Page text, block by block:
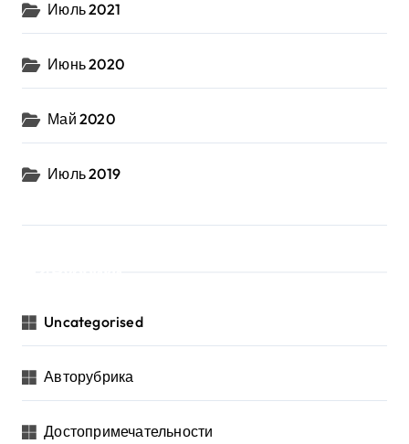
Июль 2021
Июнь 2020
Май 2020
Июль 2019
Uncategorised
Авторубрика
Достопримечательности